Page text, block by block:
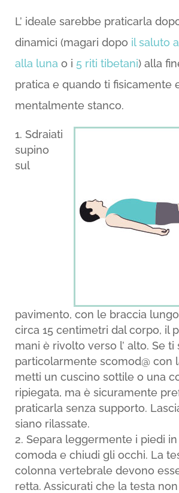
L’ ideale sarebbe praticarla
dinamici (magari dopo il saluto
alla luna o i 5 riti tibetani) alla
pratica e quando ti fisicamente
mentalmente stanco.
Sdraiati
supino
sul
pavimento, con le braccia
circa 15 centimetri dal corpo, il
mani è rivolto verso l’ alto. Se ti
particolarmente scomod@ con
metti un cuscino sottile o una
ripiegata, ma è sicuramente
praticarla senza supporto.
siano rilassate.
Separa leggermente i piedi
comoda e chiudi gli occhi. La
colonna vertebrale devono
retta. Assicurati che la testa